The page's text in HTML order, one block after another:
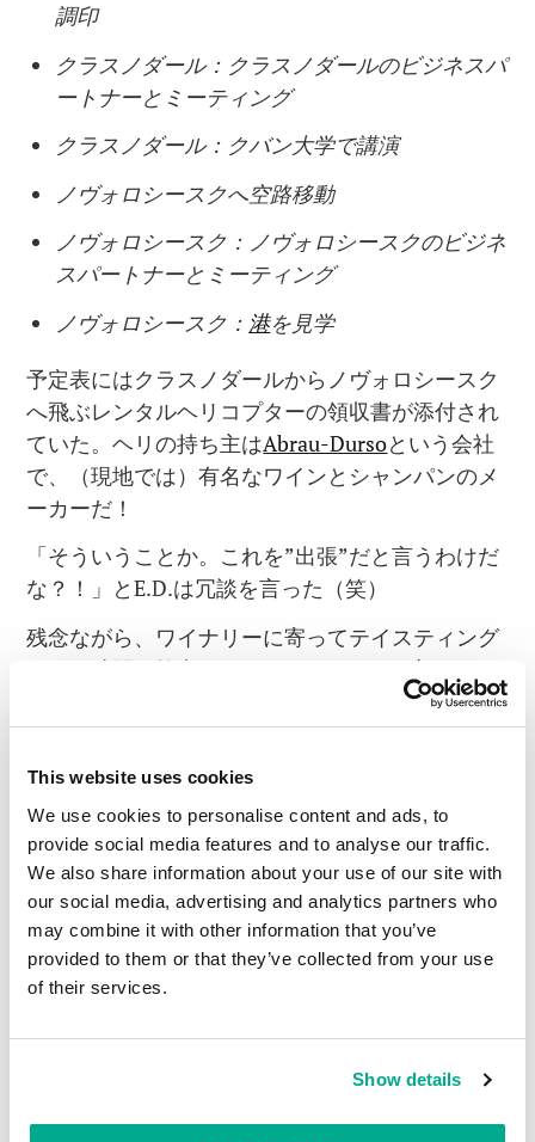
This website uses cookies
We use cookies to personalise content and ads, to
provide social media features and to analyse our traffic.
We also share information about your use of our site with
our social media, advertising and analytics partners who
may combine it with other information that you’ve
provided to them or that they’ve collected from your use
of their services.
Show details
調印
クラスノダール：クラスノダールのビジネスパ
ートナーとミーティング
クラスノダール：クバン大学で講演
ノヴォロシースクへ空路移動
ノヴォロシースク：ノヴォロシースクのビジネ
スパートナーとミーティング
ノヴォロシースク： 港を見学
予定表にはクラスノダールからノヴォロシースク
へ飛ぶレンタルヘリコプターの領収書が添付され
ていた。ヘリの持ち主はAbrau-Dursoという会社
で、（現地では）有名なワインとシャンパンのメ
ーカーだ！
「そういうことか。これを”出張”だと言うわけだ
な？！」とE.D.は冗談を言った（笑）
残念ながら、ワイナリーに寄ってテイスティング
をする時間は捻出できなかった。E.D.に言いた